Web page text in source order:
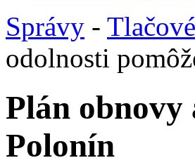
Správy -
odolnosti
Plán obnovy
Polonín